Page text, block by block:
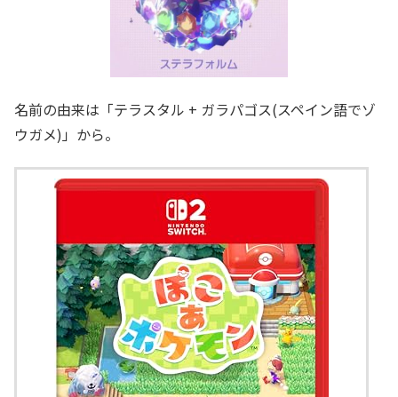
名前の由来は「テラスタル + ガラパゴス(スペイン語でゾ
ウガメ)」から。